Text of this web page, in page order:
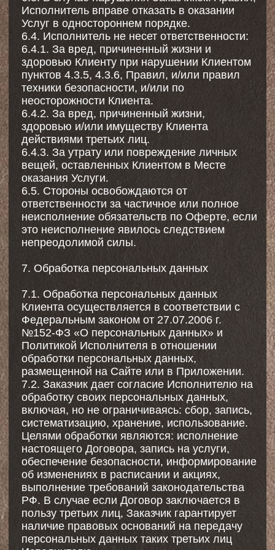
ilovepilates@yandex.ru
Как добраться?
Заказать звонок
+7 (968) 591-97-
50
ИНН 770704973056
ОГРНИП 324774600678679
ИНДИВИДУАЛЬНЫЙ ПРЕДПРИНИМАТЕЛЬ
БАРАНОВА ДАРЬЯ СЕРГЕЕВНА
ДОГОВОР ОФЕРТЫ
©️2024 Все права защищены.
Сайт разработан: serebro.design
Политика cookie
Политика в отношении обработки персональных данных
I
LOVE
PILATES